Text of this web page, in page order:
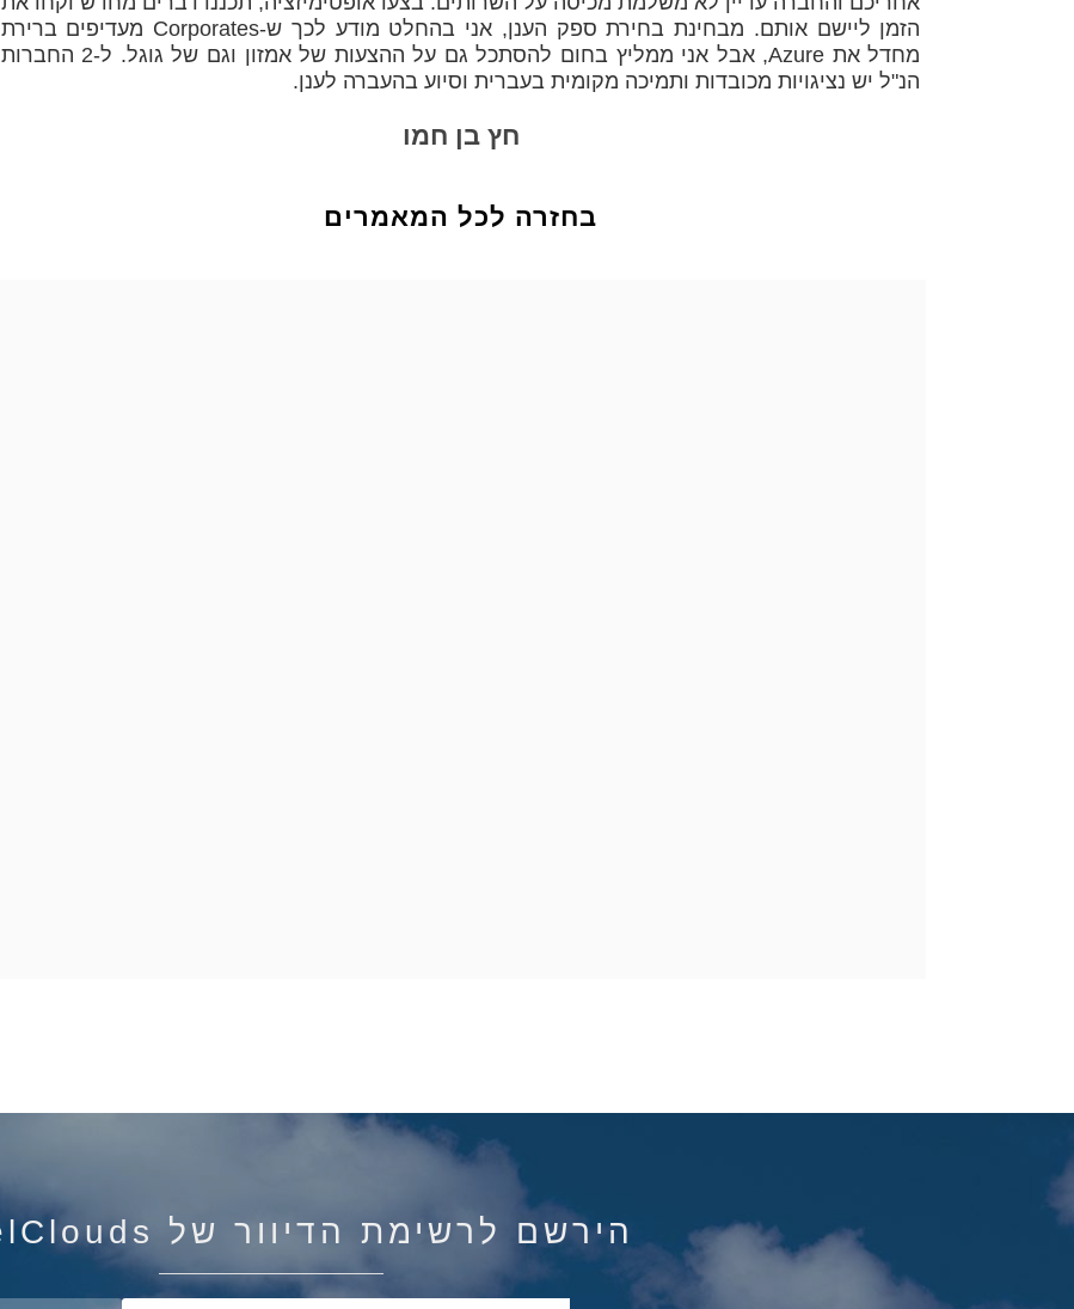
הזמן ליישם אותם. מבחינת בחירת ספק הענן, אני בהחלט מודע לכך ש-Corporates מעדיפים ברירת
מחדל את Azure, אבל אני ממליץ בחום להסתכל גם על ההצעות של אמזון וגם של גוגל. ל-2 החברות
הנ"ל יש נציגויות מכובדות ותמיכה מקומית בעברית וסיוע בהעברה לענן.
חץ בן חמו
בחזרה לכל המאמרים
הירשם לרשימת הדיוור של IsraelClouds